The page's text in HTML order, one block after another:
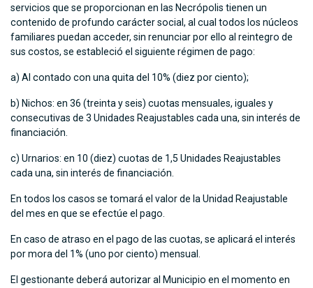
servicios que se proporcionan en las Necrópolis tienen un
contenido de profundo carácter social, al cual todos los núcleos
familiares puedan acceder, sin renunciar por ello al reintegro de
sus costos, se estableció el siguiente régimen de pago:
a) Al contado con una quita del 10% (diez por ciento);
b) Nichos: en 36 (treinta y seis) cuotas mensuales, iguales y
consecutivas de 3 Unidades Reajustables cada una, sin interés de
financiación.
c) Urnarios: en 10 (diez) cuotas de 1,5 Unidades Reajustables
cada una, sin interés de financiación.
En todos los casos se tomará el valor de la Unidad Reajustable
del mes en que se efectúe el pago.
En caso de atraso en el pago de las cuotas, se aplicará el interés
por mora del 1% (uno por ciento) mensual.
El gestionante deberá autorizar al Municipio en el momento en